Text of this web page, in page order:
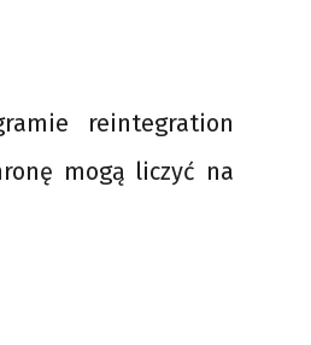
reintegration
mogą liczyć na